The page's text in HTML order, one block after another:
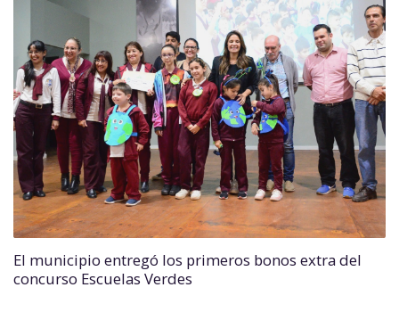
El municipio entregó los primeros bonos extra del
concurso Escuelas Verdes